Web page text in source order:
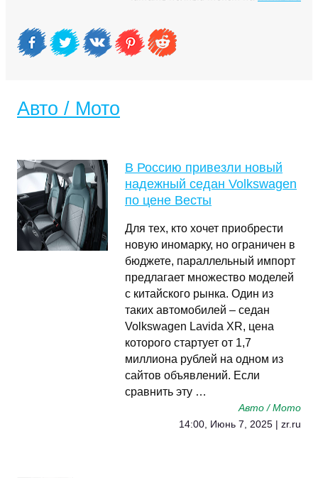
Авто / Мото
В Россию привезли новый
надежный седан Volkswagen
по цене Весты
Для тех, кто хочет приобрести
новую иномарку, но ограничен в
бюджете, параллельный импорт
предлагает множество моделей
с китайского рынка. Один из
таких автомобилей – седан
Volkswagen Lavida XR, цена
которого стартует от 1,7
миллиона рублей на одном из
сайтов объявлений. Если
сравнить эту …
Авто / Мото
14:00, Июнь 7, 2025 | zr.ru